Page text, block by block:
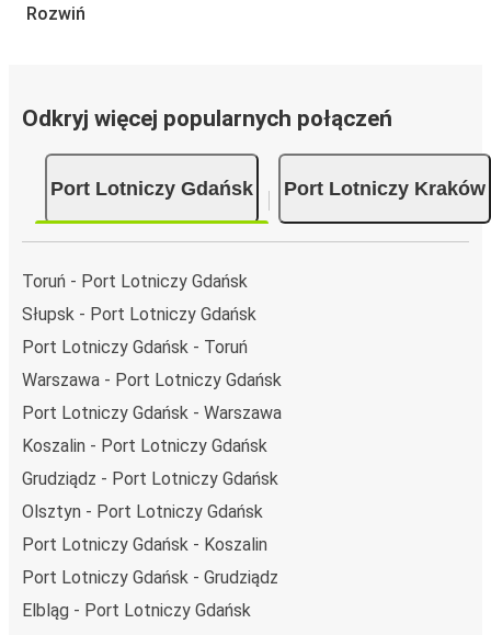
śladu węglowego, podróżuj z FlixBusem.
znasz go zbyt dobrze? Oto wszystko, co musisz wiedzieć.
miast i codziennie zabiera podróżujących na przejazdy
krajowe i zagraniczne.
Oto wszystko, co musisz wiedzieć:
Port Lotniczy Kraków ma świetne połączenie z innymi
miejscami docelowymi w sieci FlixBusa. Z tego miasta
możesz dojechać FlixBusem do 163 innych miejsc.
zamieszczonej na stronie.
Czego się spodziewać na pokładzie FlixBusa na
trasie Port Lotniczy Gdańsk - Port Lotniczy
Kraków
Podróż na trasie Port Lotniczy Gdańsk - Port Lotniczy
Kraków na pokładzie FlixBusa oznacza wygodną podróż w
Rozwiń
Odkryj więcej popularnych połączeń
Port Lotniczy Gdańsk Port Lotniczy Kraków
Toruń - Port Lotniczy Gdańsk
Słupsk - Port Lotniczy Gdańsk
Port Lotniczy Gdańsk - Toruń
Warszawa - Port Lotniczy Gdańsk
Port Lotniczy Gdańsk - Warszawa
Koszalin - Port Lotniczy Gdańsk
Grudziądz - Port Lotniczy Gdańsk
Olsztyn - Port Lotniczy Gdańsk
Port Lotniczy Gdańsk - Koszalin
Port Lotniczy Gdańsk - Grudziądz
Elbląg - Port Lotniczy Gdańsk